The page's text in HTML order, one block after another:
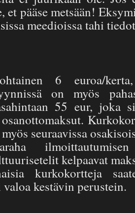
pääse metsään!
meedioissa tahi
6 euroa/
on myös
55 eur, joka
seuraavissa
kelpaavat
kurkokortteja
valoa kestävin perustein.